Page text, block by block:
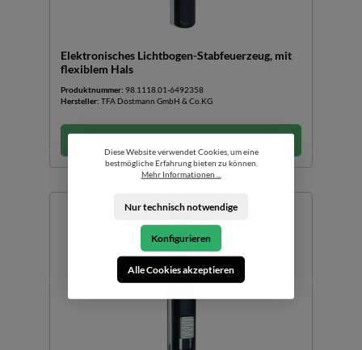
Elektronisches Lichtbogen-Stabfeuerzeug, mit
flexiblem Hals
Produktnummer: 98.1118.01-6492358
Hersteller: TFA Dostmann GmbH & Co.KG
Diese Website verwendet Cookies, um eine
bestmögliche Erfahrung bieten zu können.
Mehr Informationen ...
Nur technisch notwendige
Konfigurieren
Alle Cookies akzeptieren